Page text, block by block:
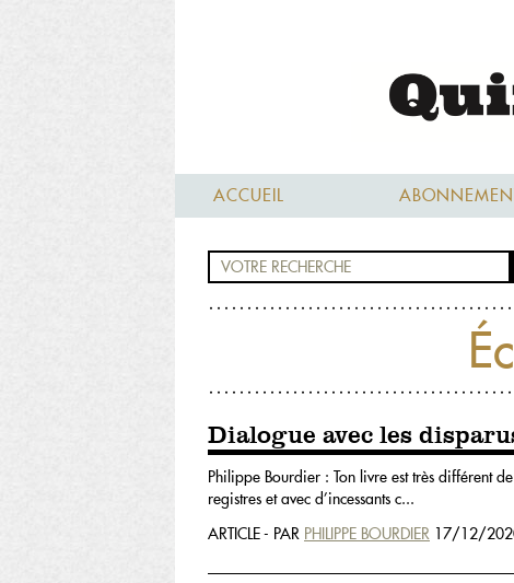
ACCUEIL
Dialogue avec les
Philippe Bourdier : Ton livre est très différent
registres et avec d’incessants c...
ARTICLE - PAR PHILIPPE BOURDIER 17/12/